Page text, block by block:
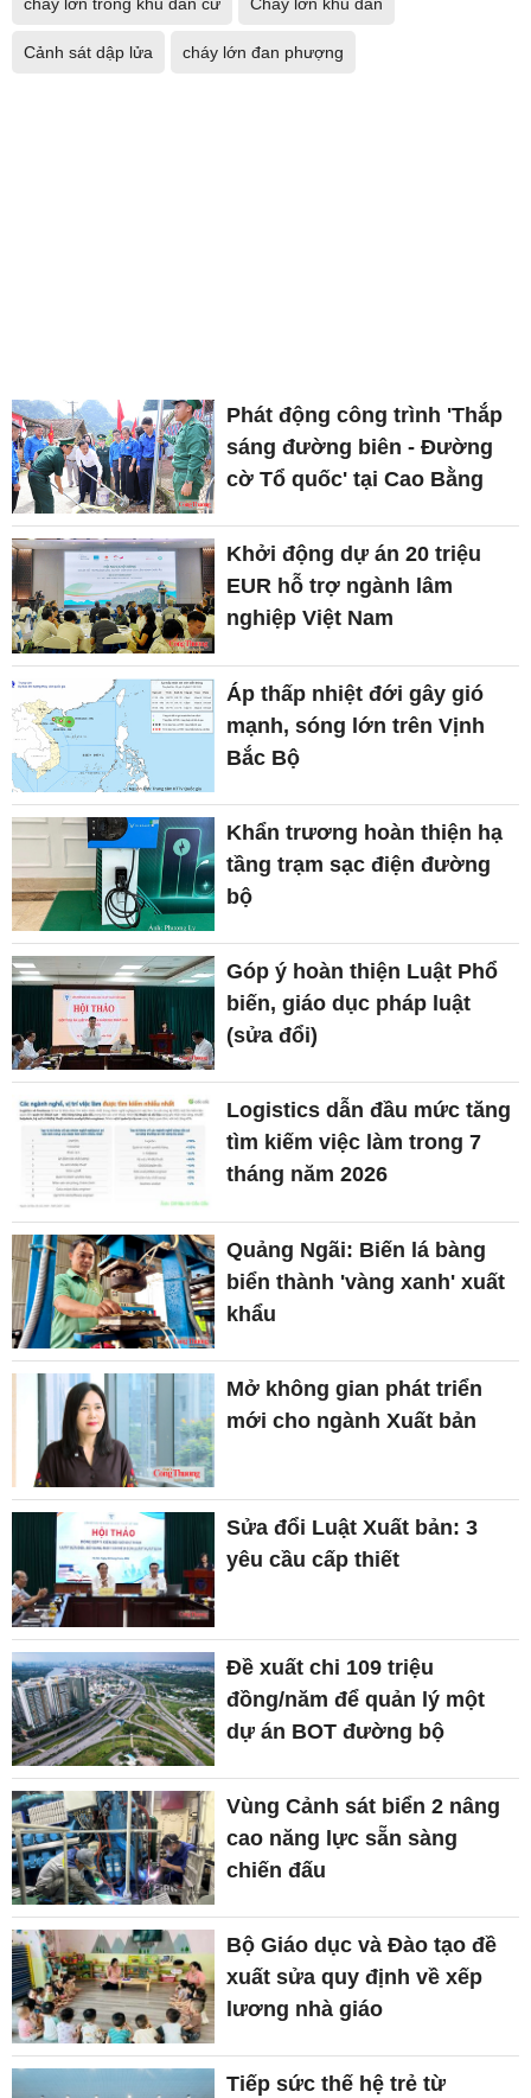
Cảnh sát dập lửa cháy lớn đan phượng
Phát động công trình 'Thắp
sáng đường biên - Đường
cờ Tổ quốc' tại Cao Bằng
Khởi động dự án 20 triệu
EUR hỗ trợ ngành lâm
nghiệp Việt Nam
Áp thấp nhiệt đới gây gió
mạnh, sóng lớn trên Vịnh
Bắc Bộ
Khẩn trương hoàn thiện hạ
tầng trạm sạc điện đường
bộ
Góp ý hoàn thiện Luật Phổ
biến, giáo dục pháp luật
(sửa đổi)
Logistics dẫn đầu mức tăng
tìm kiếm việc làm trong 7
tháng năm 2026
Quảng Ngãi: Biến lá bàng
biển thành 'vàng xanh' xuất
khẩu
Mở không gian phát triển
mới cho ngành Xuất bản
Sửa đổi Luật Xuất bản: 3
yêu cầu cấp thiết
Đề xuất chi 109 triệu
đồng/năm để quản lý một
dự án BOT đường bộ
Vùng Cảnh sát biển 2 nâng
cao năng lực sẵn sàng
chiến đấu
Bộ Giáo dục và Đào tạo đề
xuất sửa quy định về xếp
lương nhà giáo
Tiếp sức thế hệ trẻ từ